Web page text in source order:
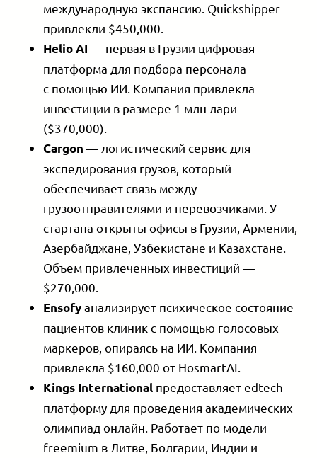
международную экспансию. Quickshipper
привлекли $450,000.
Helio AI — первая в Грузии цифровая
платформа для подбора персонала
с помощью ИИ. Компания привлекла
инвестиции в размере 1 млн лари
($370,000).
Cargon— логистический сервис для
экспедирования грузов, который
обеспечивает связь между
грузоотправителями и перевозчиками. У
стартапа открыты офисы в Грузии, Армении,
Азербайджане, Узбекистане и Казахстане.
Объем привлеченных инвестиций —
$270,000.
Ensofyанализирует психическое состояние
пациентов клиник с помощью голосовых
маркеров, опираясь на ИИ. Компания
привлекла $160,000 от HosmartAI.
Kings International предоставляет edtech-
платформу для проведения академических
олимпиад онлайн. Работает по модели
freemium в Литве, Болгарии, Индии и